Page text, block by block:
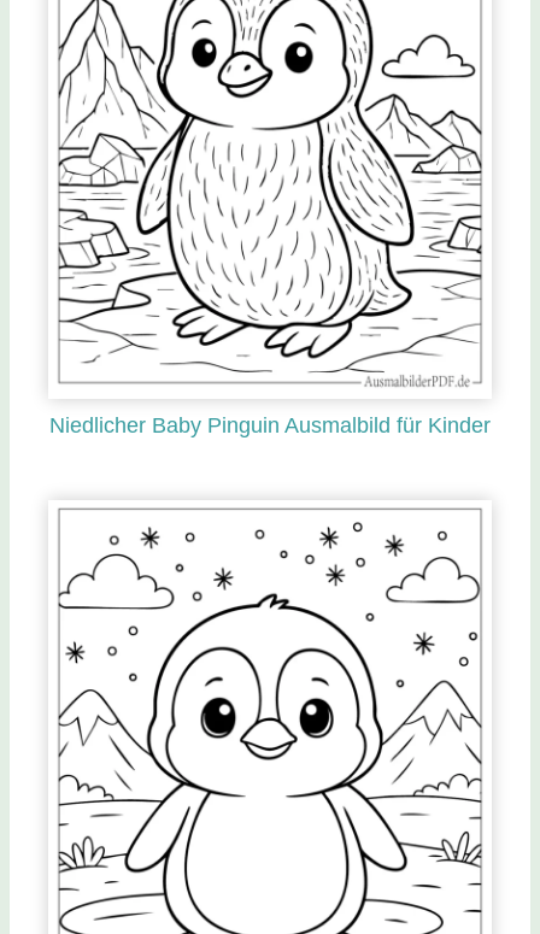
Niedlicher Baby Pinguin Ausmalbild für Kinder